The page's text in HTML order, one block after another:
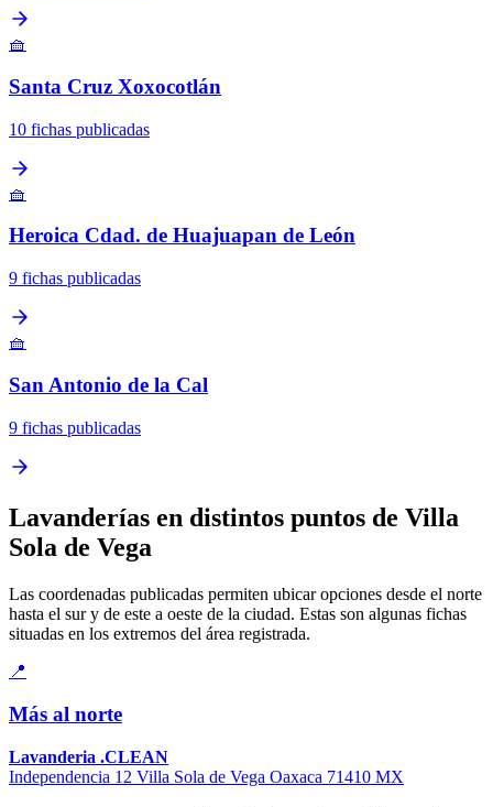
🧺
Santa Cruz Xoxocotlán
10 fichas publicadas
🧺
Heroica Cdad. de Huajuapan de León
9 fichas publicadas
🧺
San Antonio de la Cal
9 fichas publicadas
Lavanderías en distintos puntos de Villa
Sola de Vega
Las coordenadas publicadas permiten ubicar opciones desde el norte
hasta el sur y de este a oeste de la ciudad. Estas son algunas fichas
situadas en los extremos del área registrada.
📍
Más al norte
Lavanderia .CLEAN
Independencia 12 Villa Sola de Vega Oaxaca 71410 MX